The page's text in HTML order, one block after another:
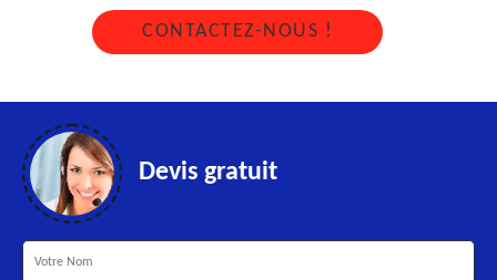
CONTACTEZ-NOUS !
Devis gratuit